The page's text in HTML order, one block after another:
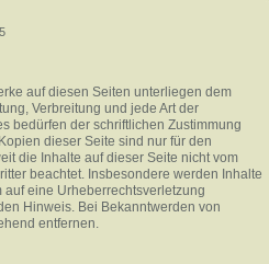
auf diesen Seiten unterliegen dem
Verbreitung und jede Art der
bedürfen der schriftlichen Zustimmung
dieser Seite sind nur für den
die Inhalte auf dieser Seite nicht vom
beachtet. Insbesondere werden Inhalte
eine Urheberrechtsverletzung
Hinweis. Bei Bekanntwerden von
entfernen.